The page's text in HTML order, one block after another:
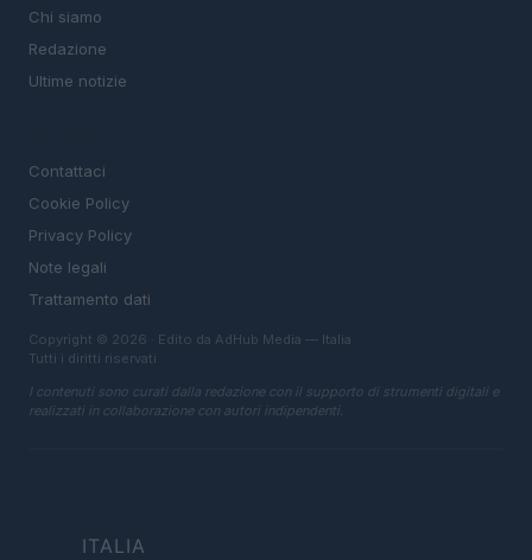
Chi siamo
Redazione
Ultime notizie
Contattaci
Cookie Policy
Privacy Policy
Note legali
Trattamento dati
Copyright © 2026 · Edito da AdHub Media — Italia
Tutti i diritti riservati
I contenuti sono curati dalla redazione con il supporto di strumenti digitali e
realizzati in collaborazione con autori indipendenti.
ITALIA